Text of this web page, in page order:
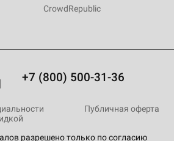
CrowdRepublic
+7 (800) 500-31-36
разрешено только по согласию
Публичная оферта